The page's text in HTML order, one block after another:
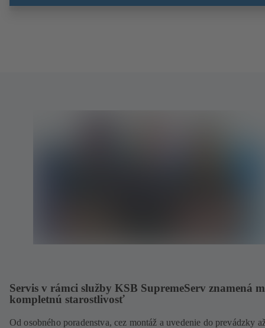
Servis v rámci služby KSB SupremeServ znamená
kompletnú starostlivosť
Od osobného poradenstva, cez montáž a uvedenie do prevádzky